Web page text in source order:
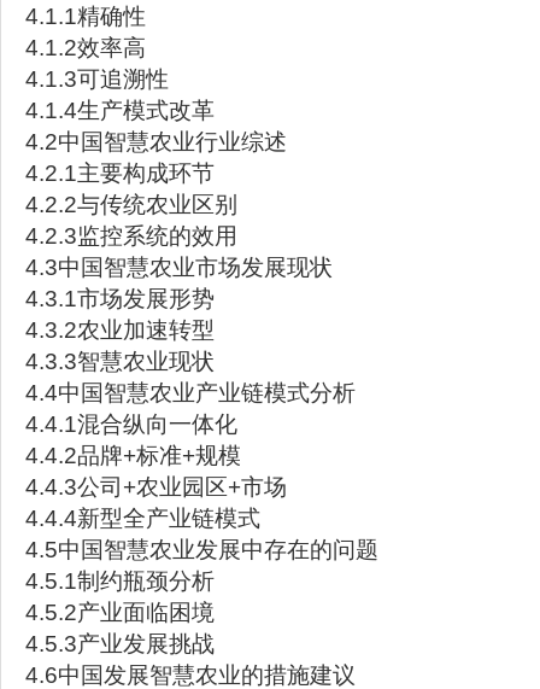
4.1.1精确性
4.1.2效率高
4.1.3可追溯性
4.1.4生产模式改革
4.2中国智慧农业行业综述
4.2.1主要构成环节
4.2.2与传统农业区别
4.2.3监控系统的效用
4.3中国智慧农业市场发展现状
4.3.1市场发展形势
4.3.2农业加速转型
4.3.3智慧农业现状
4.4中国智慧农业产业链模式分析
4.4.1混合纵向一体化
4.4.2品牌+标准+规模
4.4.3公司+农业园区+市场
4.4.4新型全产业链模式
4.5中国智慧农业发展中存在的问题
4.5.1制约瓶颈分析
4.5.2产业面临困境
4.5.3产业发展挑战
4.6中国发展智慧农业的措施建议